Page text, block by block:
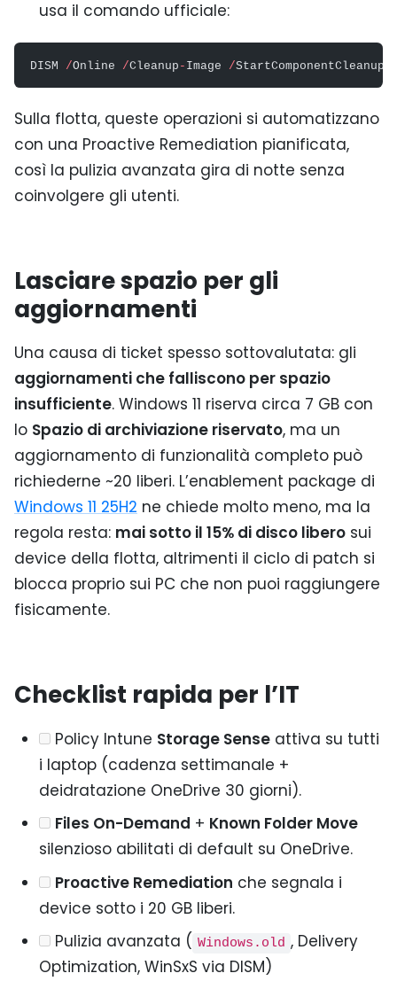
usa il comando ufficiale:
DISM /Online /Cleanup - Image /StartComponentCleanup
Sulla flotta, queste operazioni si automatizzano
con una Proactive Remediation pianificata,
così la pulizia avanzata gira di notte senza
coinvolgere gli utenti.
Lasciare spazio per gli
aggiornamenti
Una causa di ticket spesso sottovalutata: gli
aggiornamenti che falliscono per spazio
insufficiente. Windows 11 riserva circa 7 GB con
lo Spazio di archiviazione riservato, ma un
aggiornamento di funzionalità completo può
richiederne ~20 liberi. L’enablement package di
Windows 11 25H2 ne chiede molto meno, ma la
regola resta: mai sotto il 15% di disco libero sui
device della flotta, altrimenti il ciclo di patch si
blocca proprio sui PC che non puoi raggiungere
fisicamente.
Checklist rapida per l’IT
Policy Intune Storage Senseattiva su tutti
i laptop (cadenza settimanale +
deidratazione OneDrive 30 giorni).
Files On-Demand + Known Folder Move
silenzioso abilitati di default su OneDrive.
Proactive Remediation che segnala i
device sotto i 20 GB liberi.
Pulizia avanzata ( Windows.old , Delivery
Optimization, WinSxS via DISM)